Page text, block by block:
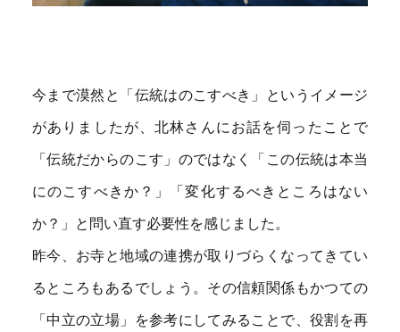
今まで漠然と「伝統はのこすべき」というイメージ
がありましたが、北林さんにお話を伺ったことで
「伝統だからのこす」のではなく「この伝統は本当
にのこすべきか？」「変化するべきところはない
か？」と問い直す必要性を感じました。
昨今、お寺と地域の連携が取りづらくなってきてい
るところもあるでしょう。その信頼関係もかつての
「中立の立場」を参考にしてみることで、役割を再